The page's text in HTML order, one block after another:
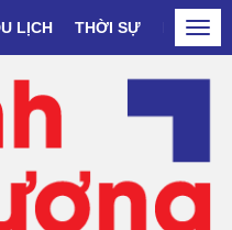
LỊCH THỜI SỰ DOANH